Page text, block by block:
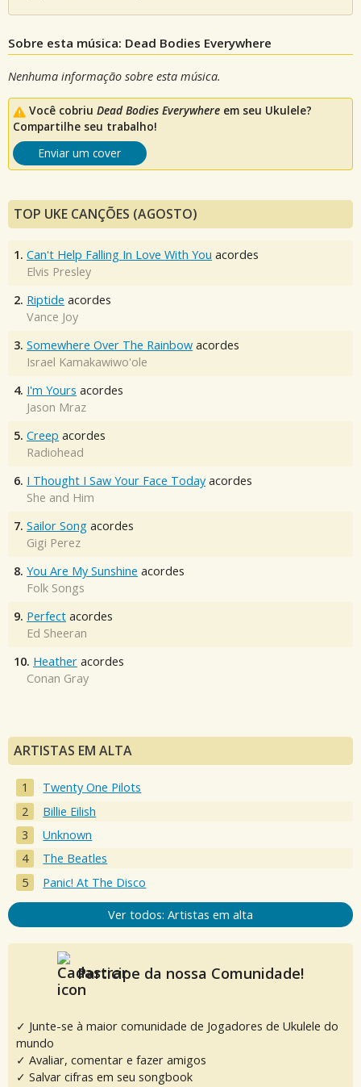
Sobre esta música: Dead Bodies Everywhere
Nenhuma informação sobre esta música.
Você cobriu Dead Bodies Everywhere em seu Ukulele?
Compartilhe seu trabalho!
Enviar um cover
TOP UKE CANÇÕES (AGOSTO)
1. Can't Help Falling In Love With You acordes
Elvis Presley
2. Riptide acordes
Vance Joy
3. Somewhere Over The Rainbow acordes
Israel Kamakawiwo'ole
4. I'm Yours acordes
Jason Mraz
5. Creep acordes
Radiohead
6. I Thought I Saw Your Face Today acordes
She and Him
7. Sailor Song acordes
Gigi Perez
8. You Are My Sunshine acordes
Folk Songs
9. Perfect acordes
Ed Sheeran
10. Heather acordes
Conan Gray
ARTISTAS EM ALTA
Twenty One Pilots
Billie Eilish
Unknown
The Beatles
Panic! At The Disco
Ver todos: Artistas em alta
Participe da nossa Comunidade!
✓ Junte-se à maior comunidade de Jogadores de Ukulele do
mundo
✓ Avaliar, comentar e fazer amigos
✓ Salvar cifras em seu songbook